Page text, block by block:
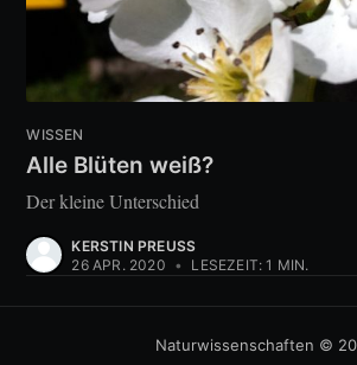
WISSEN
Alle Blüten weiß?
Der kleine Unterschied
KERSTIN PREUSS
26 APR. 2020 • LESEZEIT: 1 MIN.
Naturwissenschaften ©